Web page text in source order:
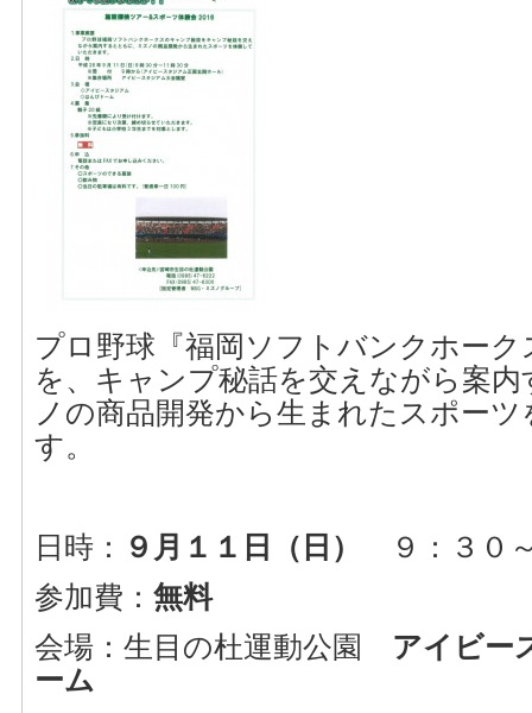
プロ野球『福岡ソフトバンクホー
を、キャンプ秘話を交えながら案
ノの商品開発から生まれたスポー
す。
日時： ９月１１日（日）
９：３０
参加費： 無料
会場：生目の杜運動公園 アイビー
ーム